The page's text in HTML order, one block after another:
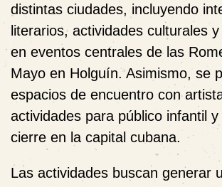
distintas ciudades, incluyendo
literarios, actividades culturales
en eventos centrales de las
Mayo en Holguín. Asimismo, se
espacios de encuentro con
actividades para público infantil
cierre en la capital cubana.
Las actividades buscan generar